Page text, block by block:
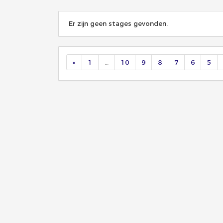
Er zijn geen stages gevonden.
« 1 10 9 8 7 6 5